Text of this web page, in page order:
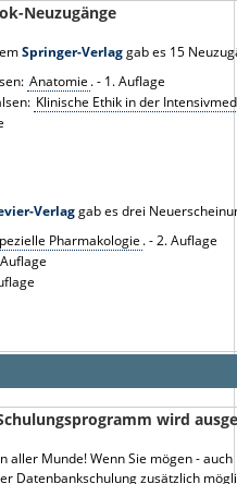
Neuzugänge
Springer-Verlaggab es 15
Anatomie . - 1. Auflage
Klinische Ethik in der
Verlaggab es drei
Pharmakologie . - 2. Auflage
wird
aller Munde! Wenn Sie mögen -
Datenbankschulung zusätzlich